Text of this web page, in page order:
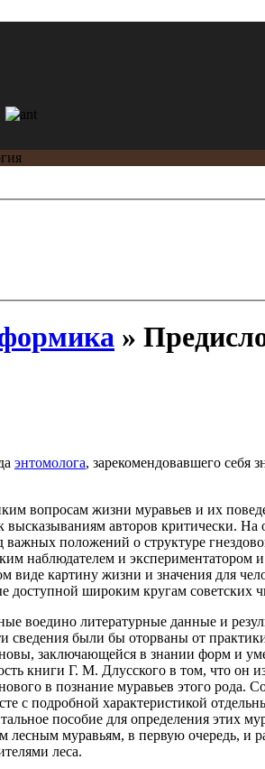
»
энтомолога, зарекомендовавшего себя
вопросам жизни муравьев и их
высказываниям авторов критически.
положений о структуре
наблюдателем и экспериментатором
виде картину жизни и значения для
доступной широким кругам советских
воедино литературные данные и
сведения были бы оторваны от
заключающейся в знании форм и
книги Г. М. Длусского в том, что он
в познание муравьев этого рода.
с подробной характеристикой
пособие для определения этих
лесным муравьям, в первую очередь, и
леса.